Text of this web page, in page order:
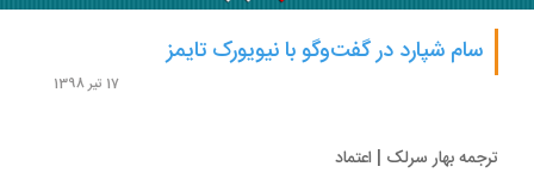
سام شپارد در گفت‌وگو با نیویورک تایمز
بهار سرلک | اعتماد